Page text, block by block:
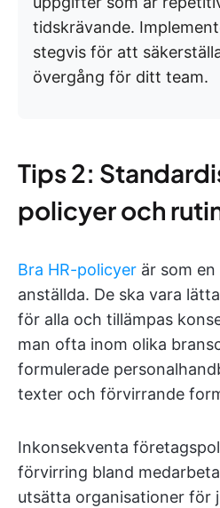
tidskrävande.
stegvis för att
övergång för ditt team.
Tips 2:
policyer och
Bra HR-policyer är som
anställda. De ska vara
för alla och tillämpas
man ofta inom olika
formulerade
texter och förvirrande
Inkonsekventa
förvirring bland
utsätta organisationer för